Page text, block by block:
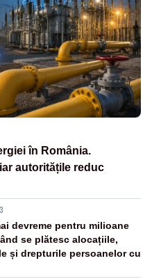
în România.
autoritățile reduc
devreme pentru milioane
se plătesc alocațiile,
și drepturile persoanelor cu